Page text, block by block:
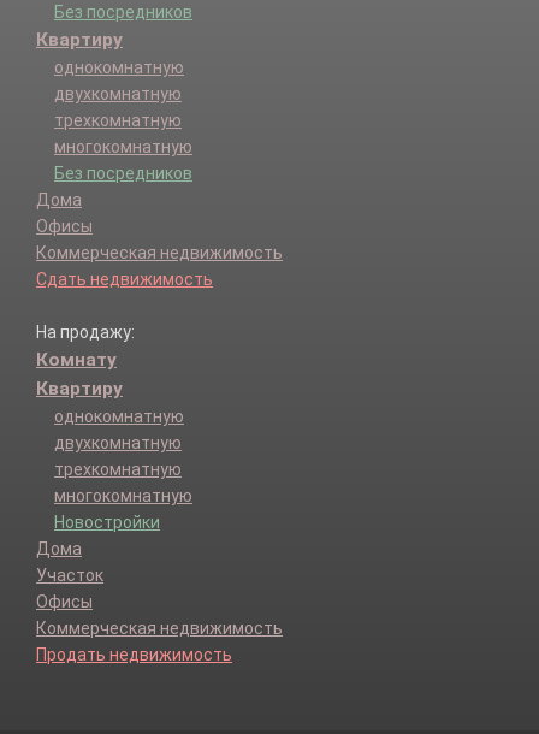
Без посредников
Квартиру
однокомнатную
двухкомнатную
трехкомнатную
многокомнатную
Без посредников
Дома
Офисы
Коммерческая недвижимость
Сдать недвижимость
На продажу:
Комнату
Квартиру
однокомнатную
двухкомнатную
трехкомнатную
многокомнатную
Новостройки
Дома
Участок
Офисы
Коммерческая недвижимость
Продать недвижимость